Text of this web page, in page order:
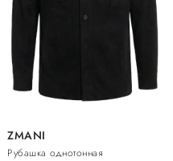
ZMANI
Рубашка однотонная